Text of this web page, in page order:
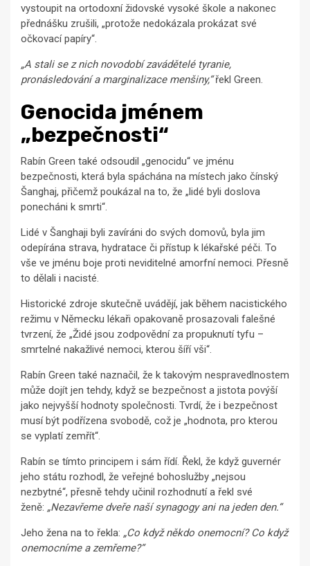
vystoupit na ortodoxní židovské vysoké škole a nakonec
přednášku zrušili, „protože nedokázala prokázat své
očkovací papíry“.
„A stali se z nich novodobí zavádětelé tyranie,
pronásledování a marginalizace menšiny,“řekl Green.
Genocida jménem
„bezpečnosti“
Rabín Green také odsoudil „genocidu“ ve jménu
bezpečnosti, která byla spáchána na místech jako čínský
Šanghaj, přičemž poukázal na to, že „lidé byli doslova
ponecháni k smrti“.
Lidé v Šanghaji byli zavíráni do svých domovů, byla jim
odepírána strava, hydratace či přístup k lékařské péči. To
vše ve jménu boje proti neviditelné amorfní nemoci. Přesně
to dělali i nacisté.
Historické zdroje skutečně uvádějí, jak během nacistického
režimu v Německu lékaři opakovaně prosazovali falešné
tvrzení, že „Židé jsou zodpovědní za propuknutí tyfu –
smrtelné nakažlivé nemoci, kterou šíří vši“.
Rabín Green také naznačil, že k takovým nespravedlnostem
může dojít jen tehdy, když se bezpečnost a jistota povýší
jako nejvyšší hodnoty společnosti. Tvrdí, že i bezpečnost
musí být podřízena svobodě, což je „hodnota, pro kterou
se vyplatí zemřít“.
Rabín se tímto principem i sám řídí. Řekl, že když guvernér
jeho státu rozhodl, že veřejné bohoslužby „nejsou
nezbytné“, přesně tehdy učinil rozhodnutí a řekl své
ženě: „Nezavřeme dveře naší synagogy ani na jeden den.“
Jeho žena na to řekla: „Co když někdo onemocní? Co když
onemocníme a zemřeme?“